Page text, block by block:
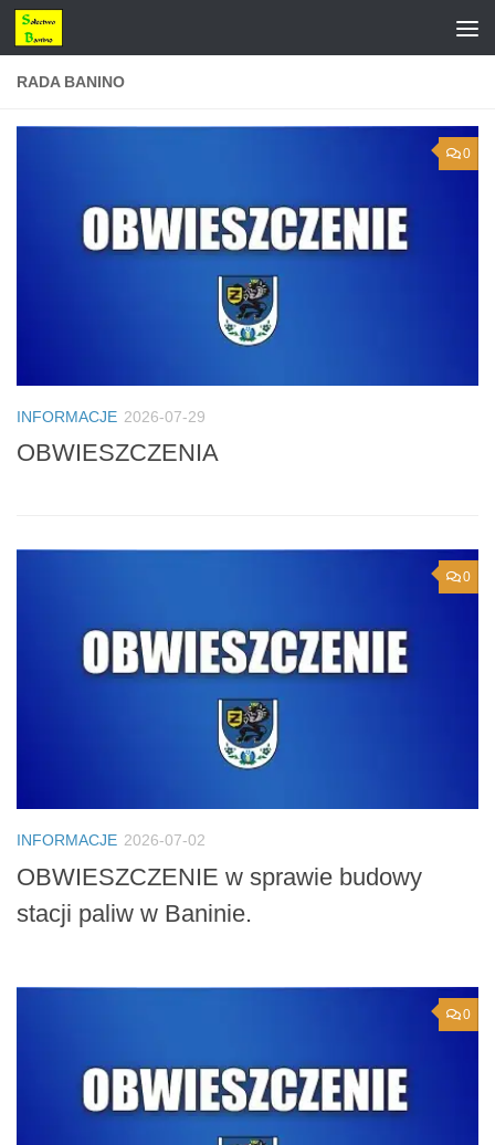
Przejdź do treści
RADA BANINO
0
INFORMACJE 2026-07-29
OBWIESZCZENIA
0
INFORMACJE 2026-07-02
OBWIESZCZENIE w sprawie budowy
stacji paliw w Baninie.
0